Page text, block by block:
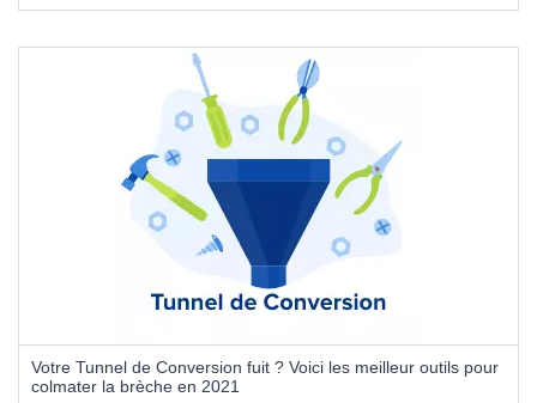
Votre Tunnel de Conversion fuit ? Voici les meilleur outils pour
colmater la brèche en 2021